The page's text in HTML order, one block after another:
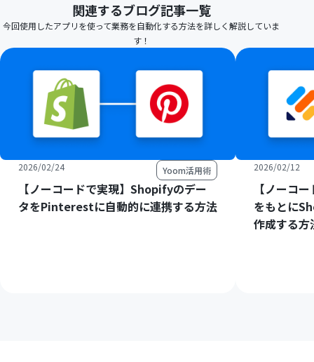
関連するブログ記事一覧
今回使用したアプリを使って業務を自動化する方法を詳しく解説していま
す！
2026/02/24 Yoom活用術
【ノーコードで実現】Shopifyのデー
タをPinterestに自動的に連携する方法
2026/02/12
【ノーコ
をもとに
作成する方